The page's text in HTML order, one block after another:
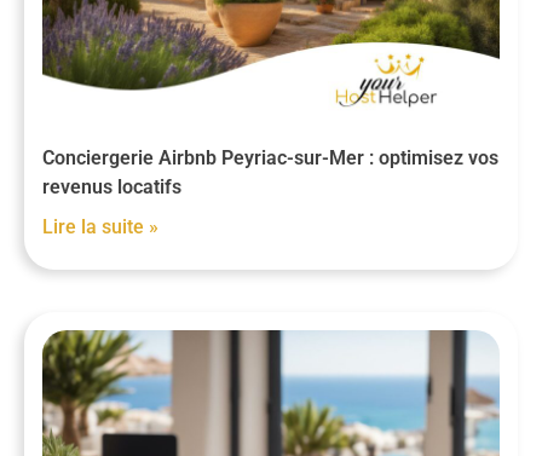
Conciergerie Airbnb Peyriac-sur-Mer : optimisez vos
revenus locatifs
Lire la suite »